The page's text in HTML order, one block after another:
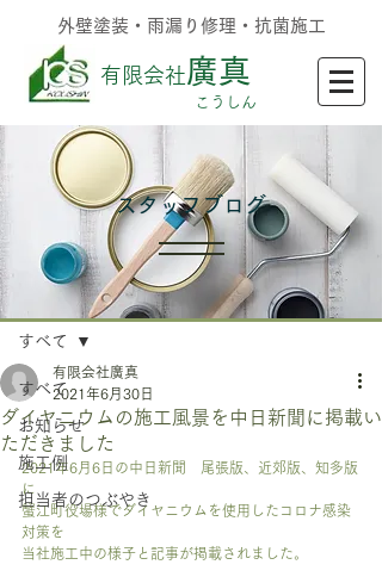
外壁塗装・雨漏り修理・抗菌施工
有限会社廣真
​こうしん
記事
すべて
お知らせ
施工例
担当者のつぶやき
すべて
ダイヤニウムの施工風景を中日新聞に掲載い
ただきました
有限会社廣真
2021年6月30日
2021年6月6日の中日新聞　尾張版、近郊版、知多版
に
蟹江町役場様でダイヤニウムを使用したコロナ感染
対策を
当社施工中の様子と記事が掲載されました。
​スタッフブログ